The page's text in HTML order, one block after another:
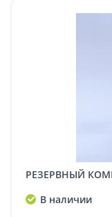
РЕЗЕРВНЫЙ
В наличии